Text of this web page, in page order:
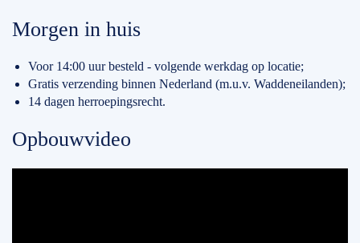
Morgen in huis
Voor 14:00 uur besteld - volgende werkdag op locatie;
Gratis verzending binnen Nederland (m.u.v. Waddeneilanden);
14 dagen herroepingsrecht.
Opbouwvideo